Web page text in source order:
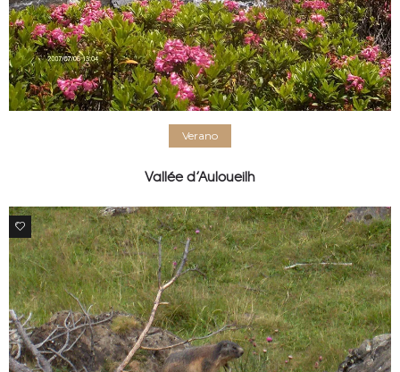
Verano
Vallée d’Auloueilh
1